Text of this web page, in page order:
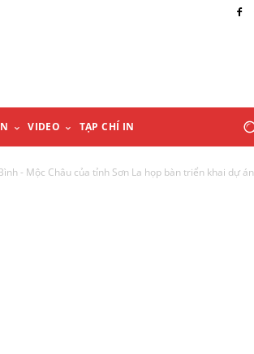
VIDEO TẠP CHÍ IN
- Mộc Châu của tỉnh Sơn La họp bàn triển khai dự án